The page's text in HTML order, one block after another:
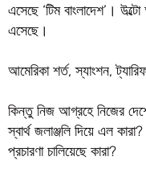
এসেছে ‘টিম বাংলাদেশ’।
এসেছে।
আমেরিকা শর্ত, স্যাংশন,
কিন্তু নিজ আগ্রহে নিজের
স্বার্থ জলাঞ্জলি দিয়ে এল
প্রচারণা চালিয়েছে কারা?